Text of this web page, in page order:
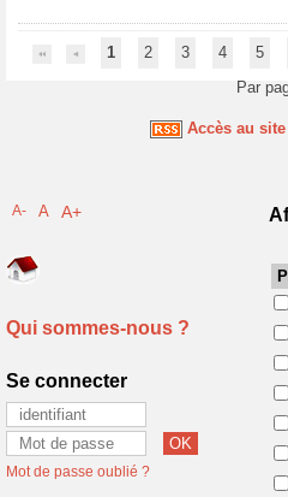
1 2 3 4 5
Par
Accès au
A- A A+
Qui sommes-nous ?
Se connecter
Mot de passe oublié ?